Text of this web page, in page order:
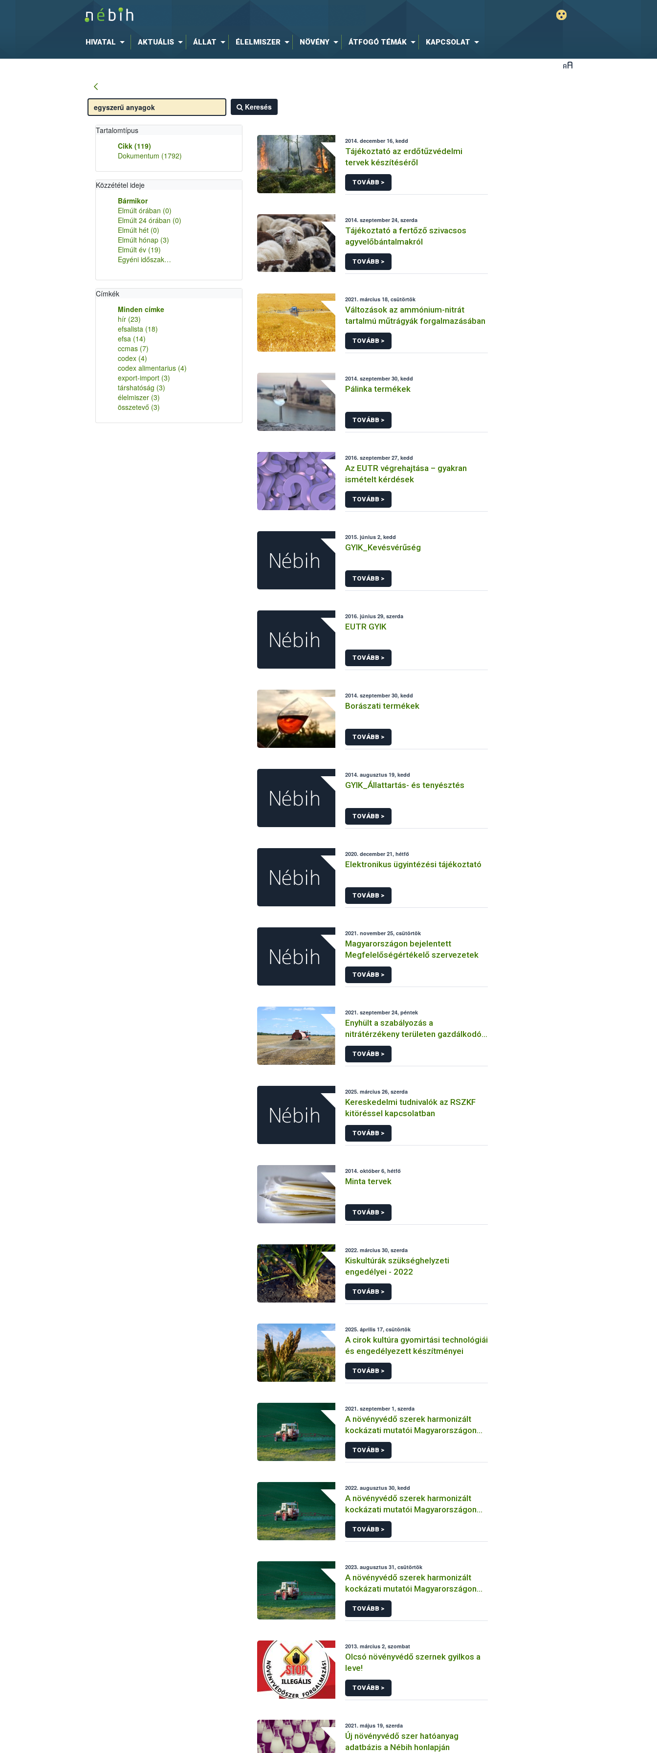
HIVATAL AKTUÁLIS ÁLLAT ÉLELMISZER NÖVÉNY ÁTFOGÓ TÉMÁK KAPCSOLAT
Keresés
Tartalomtípus
Cikk (119)
Dokumentum (1792)
Közzététel ideje
Bármikor
Elmúlt órában (0)
Elmúlt 24 órában (0)
Elmúlt hét (0)
Elmúlt hónap (3)
Elmúlt év (19)
Egyéni időszak…
Címkék
Minden címke
hír (23)
efsalista (18)
efsa (14)
ccmas (7)
codex (4)
codex alimentarius (4)
export-import (3)
társhatóság (3)
élelmiszer (3)
összetevő (3)
2014. december 16, kedd
Tájékoztató az erdőtűzvédelmi
tervek készítéséről
TOVÁBB >
2014. szeptember 24, szerda
Tájékoztató a fertőző szivacsos
agyvelőbántalmakról
TOVÁBB >
2021. március 18, csütörtök
Változások az ammónium-nitrát
tartalmú műtrágyák forgalmazásában
TOVÁBB >
2014. szeptember 30, kedd
Pálinka termékek
TOVÁBB >
2016. szeptember 27, kedd
Az EUTR végrehajtása – gyakran
ismételt kérdések
TOVÁBB >
2015. június 2, kedd
GYIK_Kevésvérűség
TOVÁBB >
2016. június 29, szerda
EUTR GYIK
TOVÁBB >
2014. szeptember 30, kedd
Borászati termékek
TOVÁBB >
2014. augusztus 19, kedd
GYIK_Állattartás- és tenyésztés
TOVÁBB >
2020. december 21, hétfő
Elektronikus ügyintézési tájékoztató
TOVÁBB >
2021. november 25, csütörtök
Magyarországon bejelentett
Megfelelőségértékelő szervezetek
TOVÁBB >
2021. szeptember 24, péntek
Enyhült a szabályozás a
nitrátérzékeny területen gazdálkodók
esetében
TOVÁBB >
2025. március 26, szerda
Kereskedelmi tudnivalók az RSZKF
kitöréssel kapcsolatban
TOVÁBB >
2014. október 6, hétfő
Minta tervek
TOVÁBB >
2022. március 30, szerda
Kiskultúrák szükséghelyzeti
engedélyei - 2022
TOVÁBB >
2025. április 17, csütörtök
A cirok kultúra gyomirtási technológiái
és engedélyezett készítményei
TOVÁBB >
2021. szeptember 1, szerda
A növényvédő szerek harmonizált
kockázati mutatói Magyarországon
(2011-2019)
TOVÁBB >
2022. augusztus 30, kedd
A növényvédő szerek harmonizált
kockázati mutatói Magyarországon
(2011-2020) Másolat 1
TOVÁBB >
2023. augusztus 31, csütörtök
A növényvédő szerek harmonizált
kockázati mutatói Magyarországon
(2011-2020)
TOVÁBB >
2013. március 2, szombat
Olcsó növényvédő szernek gyilkos a
leve!
TOVÁBB >
2021. május 19, szerda
Új növényvédő szer hatóanyag
adatbázis a Nébih honlapján